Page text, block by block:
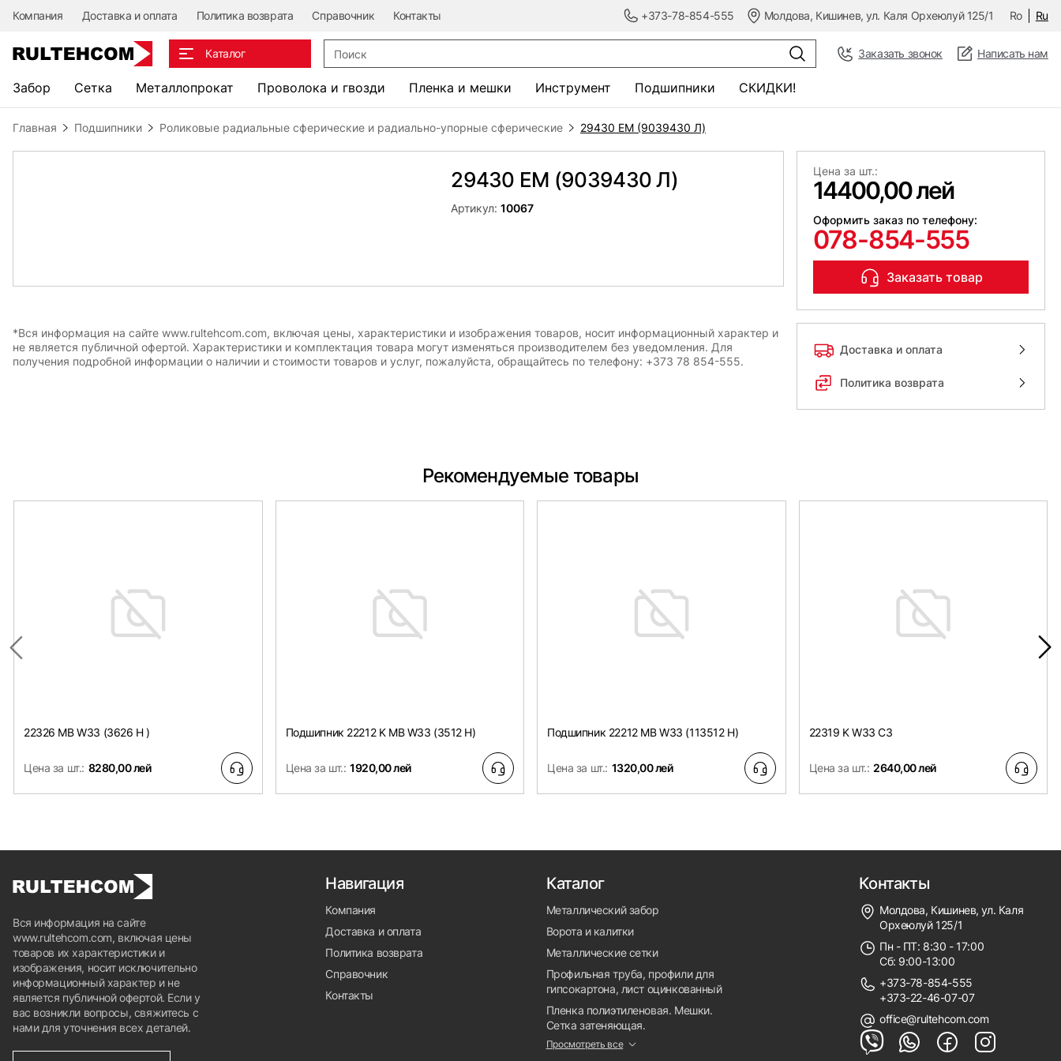
Компания Доставка и оплата Политика возврата Справочник Контакты +373-78-854-555 Молдова, Кишинев, ул. Каля Орхеюлуй 125/1 Ro Ru
Каталог Заказать звонок Написать нам
Забор Сетка Металлопрокат Проволока и гвозди Пленка и мешки Инструмент Подшипники СКИДКИ!
Главная Подшипники Роликовые радиальные сферические и радиально-упорные сферические 29430 EM (9039430 Л)
29430 EM (9039430 Л)
Артикул:10067
Цена за шт.:
14400,00 лей
Оформить заказ по телефону:
078-854-555
Заказать товар
Доставка и оплата
Политика возврата
*Вся информация на сайте www.rultehcom.com, включая цены, характеристики и изображения товаров, носит информационный характер и
не является публичной офертой. Характеристики и комплектация товара могут изменяться производителем без уведомления. Для
получения подробной информации о наличии и стоимости товаров и услуг, пожалуйста, обращайтесь по телефону: +373 78 854-555.
Рекомендуемые товары
22326 MB W33 (3626 H )
Цена за шт.: 8280,00 лей
Подшипник 22212 K MB W33 (3512 H)
Цена за шт.: 1920,00 лей
Подшипник 22212 MB W33 (113512 H)
Цена за шт.: 1320,00 лей
22319 K W33 C3
Цена за шт.: 2640,00 лей
Вся информация на сайте
www.rultehcom.com, включая цены
товаров их характеристики и
изображения, носит исключительно
информационный характер и не
является публичной офертой. Если у
вас возникли вопросы, свяжитесь с
нами для уточнения всех деталей.
Навигация
Компания
Доставка и оплата
Политика возврата
Справочник
Контакты
Каталог
Металлический забор
Ворота и калитки
Металлические сетки
Профильная труба, профили для
гипсокартона, лист оцинкованный
Пленка полиэтиленовая. Мешки.
Сетка затеняющая.
Просмотреть все
Контакты
Молдова, Кишинев, ул. Каля
Орхеюлуй 125/1
Пн - ПТ: 8:30 - 17:00
Сб: 9:00-13:00
+373-78-854-555
+373-22-46-07-07
office@rultehcom.com